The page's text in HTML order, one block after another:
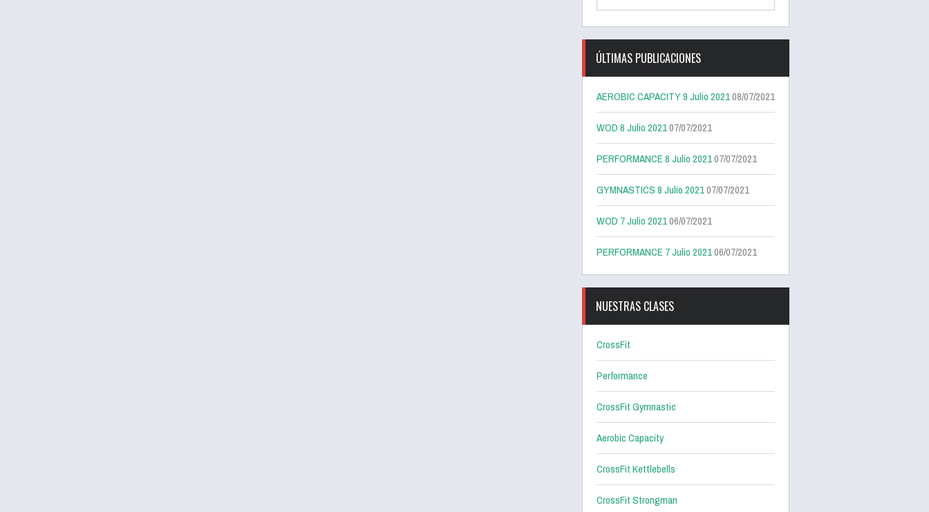
ÚLTIMAS PUBLICACIONES
AEROBIC CAPACITY 9 Julio 202108/07/2021
WOD 8 Julio 202107/07/2021
PERFORMANCE 8 Julio 202107/07/2021
GYMNASTICS 8 Julio 202107/07/2021
WOD 7 Julio 202106/07/2021
PERFORMANCE 7 Julio 202106/07/2021
NUESTRAS CLASES
CrossFit
Performance
CrossFit Gymnastic
Aerobic Capacity
CrossFit Kettlebells
CrossFit Strongman